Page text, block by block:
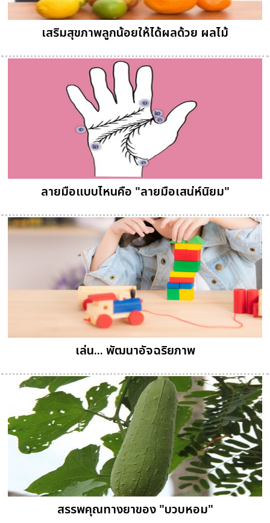
เสริมสุขภาพลูกน้อยให้ได้ผลด้วย ผลไม้
ลายมือแบบไหนคือ "ลายมือเสน่ห์นิยม"
เล่น... พัฒนาอัจฉริยภาพ
สรรพคุณทางยาของ "บวบหอม"